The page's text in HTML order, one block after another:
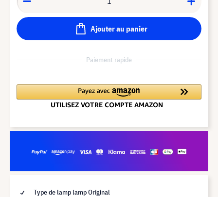
Ajouter au panier
Paiement rapide
Type de lamp lamp Original